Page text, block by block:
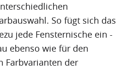
So fügt sich das
jede Fensternische ein -
ebenso wie für den
Farbvarianten der